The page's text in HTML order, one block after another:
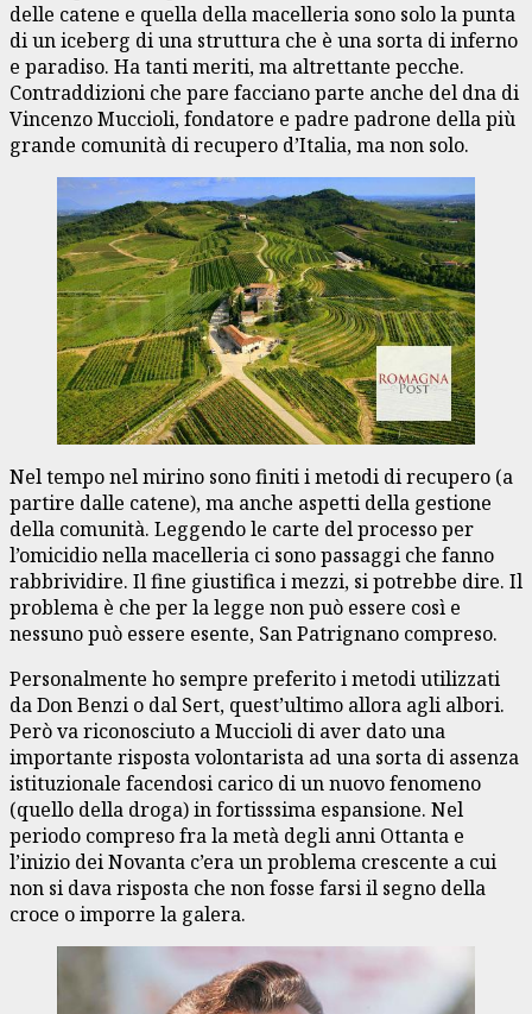
delle catene e quella della macelleria sono solo la punta
di un iceberg di una struttura che è una sorta di inferno
e paradiso. Ha tanti meriti, ma altrettante pecche.
Contraddizioni che pare facciano parte anche del dna di
Vincenzo Muccioli, fondatore e padre padrone della più
grande comunità di recupero d’Italia, ma non solo.
Nel tempo nel mirino sono finiti i metodi di recupero (a
partire dalle catene), ma anche aspetti della gestione
della comunità. Leggendo le carte del processo per
l’omicidio nella macelleria ci sono passaggi che fanno
rabbrividire. Il fine giustifica i mezzi, si potrebbe dire. Il
problema è che per la legge non può essere così e
nessuno può essere esente, San Patrignano compreso.
Personalmente ho sempre preferito i metodi utilizzati
da Don Benzi o dal Sert, quest’ultimo allora agli albori.
Però va riconosciuto a Muccioli di aver dato una
importante risposta volontarista ad una sorta di assenza
istituzionale facendosi carico di un nuovo fenomeno
(quello della droga) in fortisssima espansione. Nel
periodo compreso fra la metà degli anni Ottanta e
l’inizio dei Novanta c’era un problema crescente a cui
non si dava risposta che non fosse farsi il segno della
croce o imporre la galera.